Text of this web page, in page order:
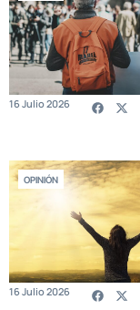
16 Julio 2026
OPINIÓN
16 Julio 2026